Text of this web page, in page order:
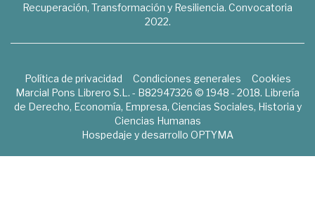
Recuperación, Transformación y Resiliencia. Convocatoria
2022.
Política de privacidad Condiciones generales
Cookies
Marcial Pons Librero S.L. - B82947326 © 1948 - 2018. Librería
de Derecho, Economía, Empresa, Ciencias Sociales, Historia y
Ciencias Humanas
Hospedaje y desarrollo OPTYMA